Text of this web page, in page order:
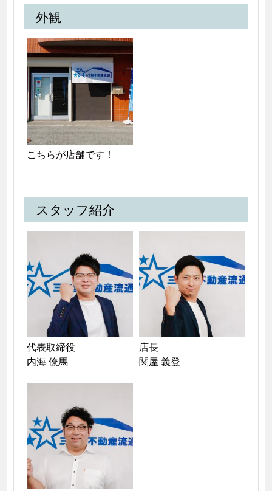
外観
こちらが店舗です！
スタッフ紹介
代表取締役
内海 僚馬
店長
関屋 義登